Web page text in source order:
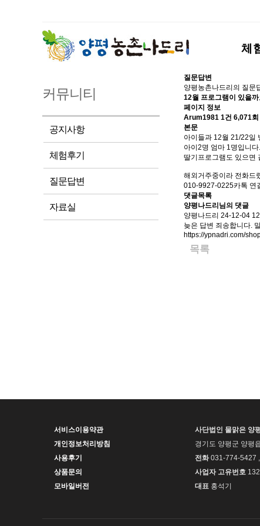
체
커뮤니티
공지사항
체험후기
질문답변
자료실
질문답변
양평농촌나드리의 질문
12월 프로그램이 있을
페이지 정보
Arum1981 1건 6,071회
본문
아이들과 12월 21/22일
아이2명 엄마 1명입니다.
딸기프로그램도 있으면
해외거주중이라 전화드
010-9927-0225카톡 연
댓글목록
양평나드리님의 댓글
양평나드리 24-12-04
늦은 답변 죄송합니다.
https://ypnadri.com/
목록
서비스이용약관
개인정보처리방침
사용후기
상품문의
모바일버전
사단법인 물맑은 양
경기도 양평군 양평
전화031-774-5427
사업자 고유번호
대표 홍석기